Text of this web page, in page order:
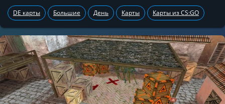
DE карты Большие День Карты Карты из CS:GO